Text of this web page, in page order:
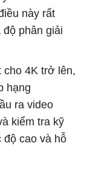
này rất
phân giải
cho 4K trở lên,
hạng
ra video
kiểm tra kỹ
độ cao và hỗ